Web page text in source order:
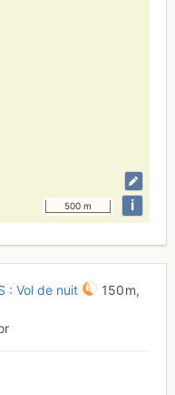
500 m i
: Vol de nuit
150 m,